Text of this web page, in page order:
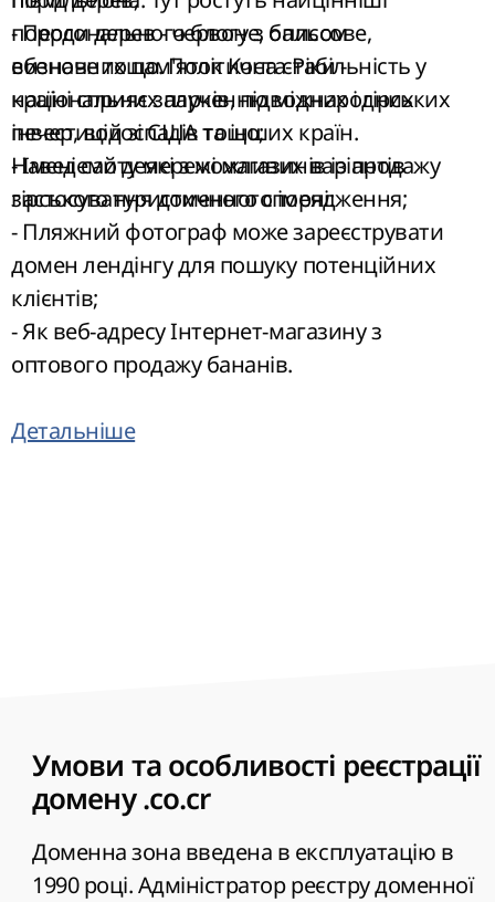
породи дерев - червоне, бальсове,
ебенове тощо. Політична стабільність у
країні сприяє залученню міжнародних
інвестицій зі США та інших країн.
Наведемо деякі з можливих варіантів
застосування доменного імені:
- Персонального блогу з описом
визначних пам'яток Коста-Ріки -
національних парків, підводних і гірських
печер, водоспадів тощо;
- Імені сайту мережі магазинів із продажу
гірського туристичного спорядження;
- Пляжний фотограф може зареєструвати
домен лендінгу для пошуку потенційних
клієнтів;
- Як веб-адресу Інтернет-магазину з
оптового продажу бананів.
Детальніше
Умови та особливості реєстрації
домену .co.cr
Доменна зона введена в експлуатацію в
1990 році. Адміністратор реєстру доменної